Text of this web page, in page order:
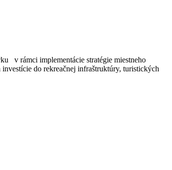
v rámci implementácie stratégie miestneho
do rekreačnej infraštruktúry, turistických